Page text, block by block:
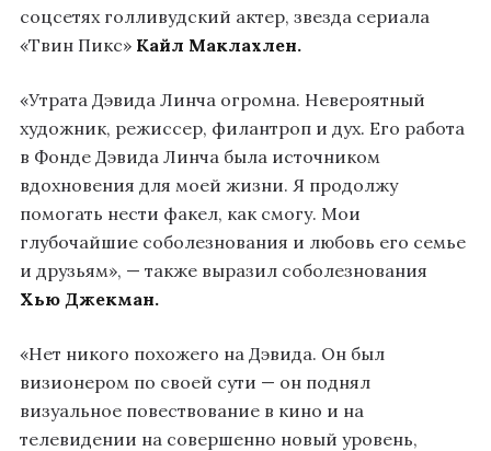
соцсетях голливудский актер, звезда сериала
«Твин Пикс» Кайл Маклахлен.
«Утрата Дэвида Линча огромна. Невероятный
художник, режиссер, филантроп и дух. Его работа
в Фонде Дэвида Линча была источником
вдохновения для моей жизни. Я продолжу
помогать нести факел, как смогу. Мои
глубочайшие соболезнования и любовь его семье
и друзьям», — также выразил соболезнования
Хью Джекман.
«Нет никого похожего на Дэвида. Он был
визионером по своей сути — он поднял
визуальное повествование в кино и на
телевидении на совершенно новый уровень,